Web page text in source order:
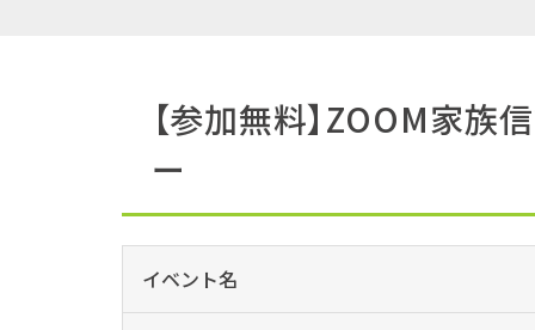
【参加無料】ZOOM家
ー
イベント名